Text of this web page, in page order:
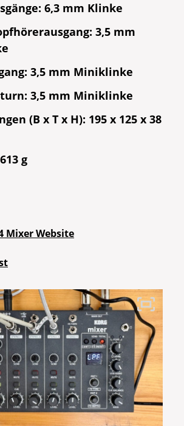
6,3 mm Klinke
3,5 mm
3,5 mm Miniklinke
3,5 mm Miniklinke
(B x T x H): 195 x 125 x 38
g
Mixer Website